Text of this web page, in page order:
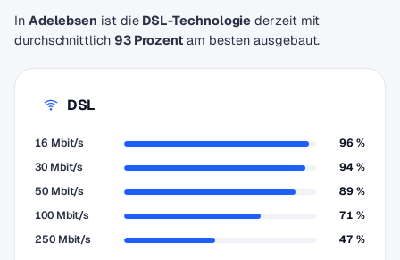
In Adelebsen ist die DSL-Technologie derzeit mit
durchschnittlich 93 Prozentam besten ausgebaut.
DSL
16 Mbit/s
96 %
30 Mbit/s
94 %
50 Mbit/s
89 %
100 Mbit/s
71 %
250 Mbit/s
47 %